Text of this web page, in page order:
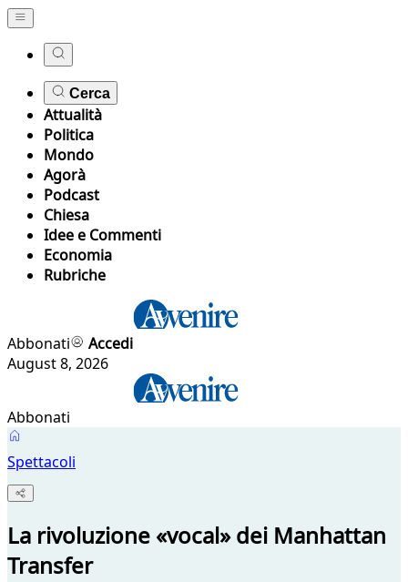
Cerca
Attualità
Politica
Mondo
Agorà
Podcast
Chiesa
Idee e Commenti
Economia
Rubriche
Abbonati
Accedi
August 8, 2026
Abbonati
Spettacoli
La rivoluzione «vocal» dei Manhattan
Transfer